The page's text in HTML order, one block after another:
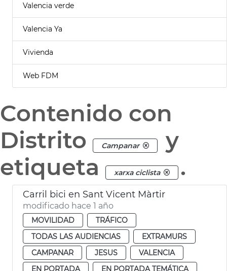
Valencia verde
Valencia Ya
Vivienda
Web FDM
Contenido con
Distrito
Campanar
y
etiqueta
xarxa ciclista .
Carril bici en Sant Vicent Màrtir
modificado hace 1 año
MOVILIDAD
TRÁFICO
TODAS LAS AUDIENCIAS
EXTRAMURS
CAMPANAR
JESUS
VALENCIA
EN PORTADA
EN PORTADA TEMÁTICA